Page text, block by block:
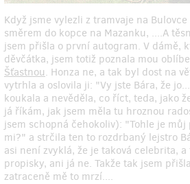
Když jsme vylezli z tramvaje na
směrem do kopce na Mazanku, ....A
jsem přišla o první autogram. V dámě,
děvčátka, jsem totiž poznala mou
Šťastnou. Honza ne, a tak byl dost na
vytrhla a oslovila ji: "Vy jste Bára, že
koukala a nevěděla, co říct, teda, jako
já říkám, jak jsem měla tu hroznou
jsem schopná čehokoliv): "Tohle je můj
mi?" a strčila ten to rozdrbaný lejstro
asi není zvyklá, že je taková celebrita,
propisky, ani já ne. Takže tak jsem
zatraceně mě to mrzí....